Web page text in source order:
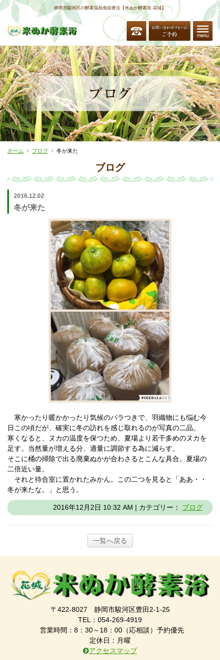
静岡市駿河区の酵素温熱免疫療法【米ぬか酵素浴 花城】
ホーム ブログ 冬が来た
ブログ
2016.12.02
冬が来た
寒かったり暖かかったり気候のバラつきで、羽織物にも悩む今
日この頃だが、確実に冬の訪れを感じ取れるのが写真の二品。
寒くなると、ヌカの温度を保つため、夏場より若干多めのヌカを
足す。当然量が増える分、適量に調節する為に減らす。
そこに桶の掃除で出る廃棄ぬかが合わさるとこんな具合。夏場の
二倍近い量。
それと待合室に置かれたみかん。この二つを見ると「ああ・・
冬が来たな。」と思う。
2016年12月2日 10:32 AM | カテゴリー： ブログ
一覧へ戻る
〒422-8027 静岡市駿河区豊田2-1-25
TEL：054-269-4919
営業時間：8：30～18：00（応相談）予約優先
定休日：月曜
アクセスマップ